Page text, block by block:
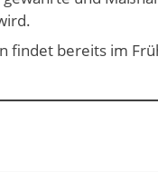
findet bereits im